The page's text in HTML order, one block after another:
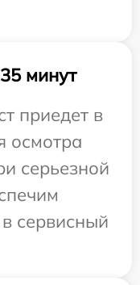
минут
приедет в
осмотра
серьезной
сервисный